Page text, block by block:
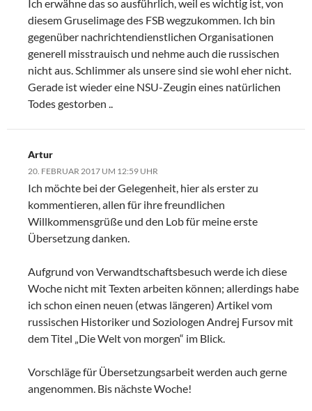
Ich erwähne das so ausführlich, weil es wichtig ist, von
diesem Gruselimage des FSB wegzukommen. Ich bin
gegenüber nachrichtendienstlichen Organisationen
generell misstrauisch und nehme auch die russischen
nicht aus. Schlimmer als unsere sind sie wohl eher nicht.
Gerade ist wieder eine NSU-Zeugin eines natürlichen
Todes gestorben ..
Artur
20. FEBRUAR 2017 UM 12:59 UHR
Ich möchte bei der Gelegenheit, hier als erster zu
kommentieren, allen für ihre freundlichen
Willkommensgrüße und den Lob für meine erste
Übersetzung danken.
Aufgrund von Verwandtschaftsbesuch werde ich diese
Woche nicht mit Texten arbeiten können; allerdings habe
ich schon einen neuen (etwas längeren) Artikel vom
russischen Historiker und Soziologen Andrej Fursov mit
dem Titel „Die Welt von morgen“ im Blick.
Vorschläge für Übersetzungsarbeit werden auch gerne
angenommen. Bis nächste Woche!